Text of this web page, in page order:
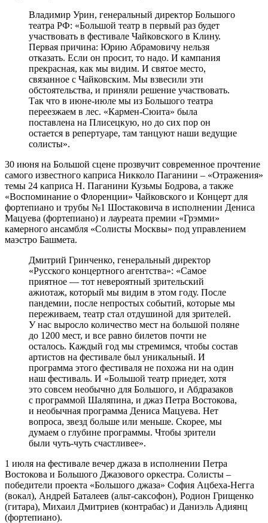
Владимир Урин, генеральный директор Большого
театра РФ: «Большой театр в первый раз будет
участвовать в фестивале Чайковского в Клину.
Первая причина: Юрию Абрамовичу нельзя
отказать. Если он просит, то надо. И кампания
прекрасная, как мы видим. И святое место,
связанное с Чайковским. Мы взвесили эти
обстоятельства, и приняли решение участвовать.
Так что в июне-июле мы из Большого театра
переезжаем в лес. «Кармен-Сюита» была
поставлена на Плисецкую, но до сих пор он
остается в репертуаре, там танцуют наши ведущие
солисты».
30 июня на Большой сцене прозвучит современное прочтение
самого известного каприса Никколо Паганини – «Отражения»
темы 24 каприса Н. Паганини Кузьмы Бодрова, а также
«Воспоминание о Флоренции» Чайковского и Концерт для
фортепиано и трубы №1 Шостаковича в исполнении Дениса
Мацуева (фортепиано) и лауреата премии «Грэмми»
камерного ансамбля «Солисты Москвы» под управлением
маэстро Башмета.
Дмитрий Гринченко, генеральный директор
«Русского концертного агентства»: «Самое
приятное — тот невероятный зрительский
ажиотаж, который мы видим в этом году. После
пандемии, после непростых событий, которые мы
переживаем, театр стал отдушиной для зрителей.
У нас выросло количество мест на большой поляне
до 1200 мест, и все равно билетов почти не
осталось. Каждый год мы стремимся, чтобы состав
артистов на фестивале был уникальный. И
программа этого фестиваля не похожа ни на один
наш фестиваль. И «Большой театр приедет, хотя
это совсем необычно для Большого, и Абдразаков
с программой Шаляпина, и джаз Петра Востокова,
и необычная программа Дениса Мацуева. Нет
вопроса, звезд больше или меньше. Скорее, мы
думаем о глубине программы. Чтобы зрители
были чуть-чуть счастливее».
1 июля на фестивале вечер джаза в исполнении Петра
Востокова и Большого Джазового оркестра. Солисты –
победители проекта «Большого джаза» София Ацбеха-Негга
(вокал), Андрей Баталеев (альт-саксофон), Родион Грищенко
(гитара), Михаил Дмитриев (контрабас) и Даниэль Адиянц
(фортепиано).